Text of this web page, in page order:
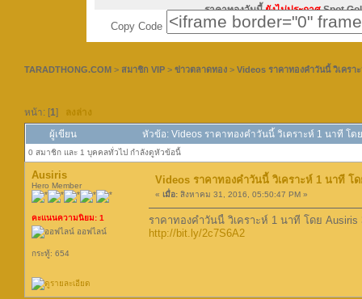
Copy Code
TARADTHONG.COM > สมาชิก VIP > ข่าวตลาดทอง > Videos ราคาทองคำวันนี้ วิเครา
หน้า: [1] ลงล่าง
ผู้เขียน หัวข้อ: Videos ราคาทองคำวันนี้ วิเคราะห์ 1 นาที โ
0 สมาชิก และ 1 บุคคลทั่วไป กำลังดูหัวข้อนี้
Ausiris
Hero Member
คะแนนความนิยม: 1
ออฟไลน์
กระทู้: 654
Videos ราคาทองคำวันนี้ วิเคราะห์ 1 นาที โ
« เมื่อ: สิงหาคม 31, 2016, 05:50:47 PM »
ราคาทองคำวันนี้ วิเคราะห์ 1 นาที โดย Ausiris
http://bit.ly/2c7S6A2